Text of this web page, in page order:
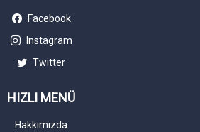
Facebook
Instagram
Twitter
HIZLI MENÜ
Hakkımızda